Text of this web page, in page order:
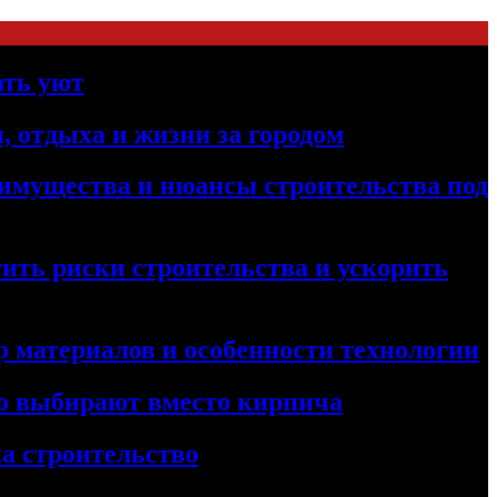
уют
отдыха и жизни за городом
и нюансы строительства под
риски строительства и ускорить
и особенности технологии
выбирают вместо кирпича
строительство